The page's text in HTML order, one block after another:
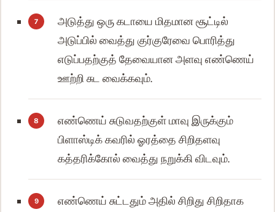
அடுத்து ஒரு கடாயை மிதமான சூட்டில்
அடுப்பில் வைத்து குர்குரேவை பொரித்து
எடுப்பதற்குத் தேவையான அளவு எண்ணெய்
ஊற்றி சுட வைக்கவும்.
எண்ணெய் சுடுவதற்குள் மாவு இருக்கும்
பிளாஸ்டிக் கவரில் ஓரத்தை சிறிதளவு
கத்தரிக்கோல் வைத்து நறுக்கி விடவும்.
எண்ணெய் சுட்டதும் அதில் சிறிது சிறிதாக